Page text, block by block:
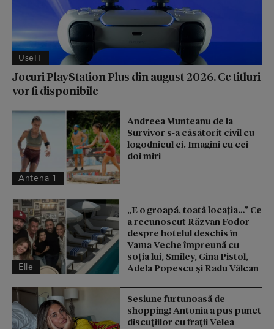
UseIT
Jocuri PlayStation Plus din august 2026. Ce titluri
vor fi disponibile
Antena 1
Andreea Munteanu de la
Survivor s-a căsătorit civil cu
logodnicul ei. Imagini cu cei
doi miri
Elle
„E o groapă, toată locația…” Ce
a recunoscut Răzvan Fodor
despre hotelul deschis în
Vama Veche împreună cu
soția lui, Smiley, Gina Pistol,
Adela Popescu și Radu Vâlcan
Sesiune furtunoasă de
shopping! Antonia a pus punct
discuțiilor cu frații Velea